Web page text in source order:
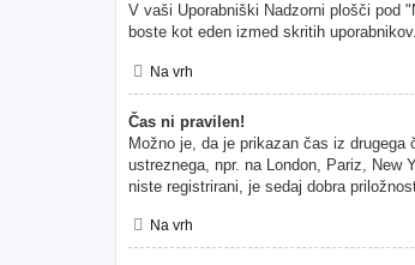
V vaši Uporabniški Nadzorni plošči pod
boste kot eden izmed skritih uporabnikov.
Na vrh
Čas ni pravilen!
Možno je, da je prikazan čas iz
ustreznega, npr. na London, Pariz, New
niste registrirani, je sedaj dobra
Na vrh